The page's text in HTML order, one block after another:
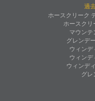
過
ホースクリーク
ホースクリ
マウンテ
グレンデ
ウィンデ
ウィンデ
ウィンデ
グレ